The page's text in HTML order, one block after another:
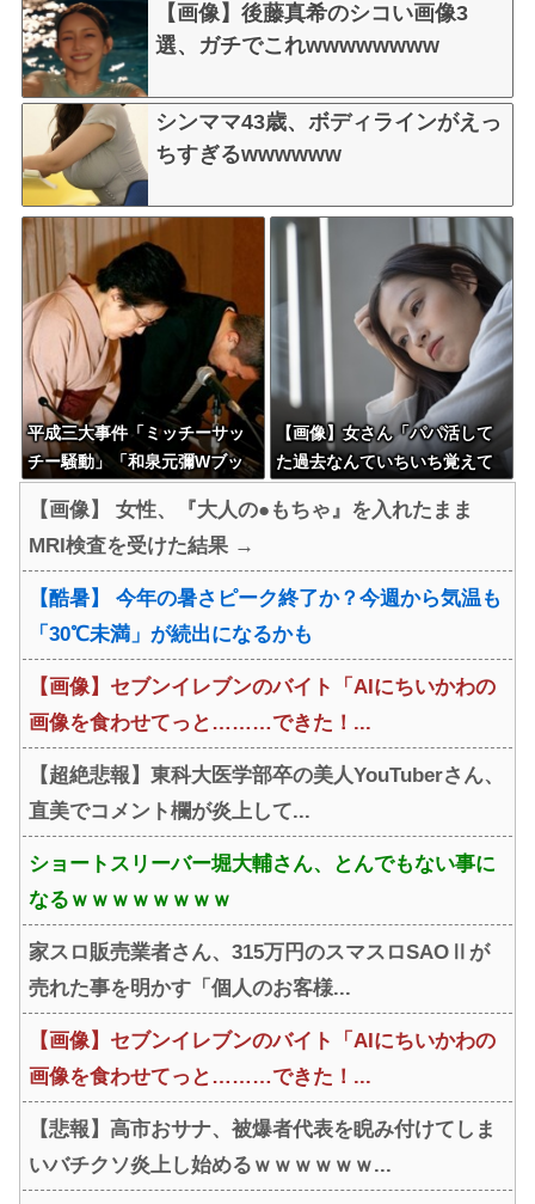
【画像】後藤真希のシコい画像3
選、ガチでこれwwwwwwww
シンママ43歳、ボディラインがえっ
ちすぎるwwwwww
平成三大事件「ミッチーサッ
チー騒動」「和泉元彌Wブッ
【画像】女さん「パパ活して
た過去なんていちいち覚えて
【画像】 女性、『大人の●もちゃ』を入れたまま
MRI検査を受けた結果 →
【酷暑】 今年の暑さピーク終了か？今週から気温も
「30℃未満」が続出になるかも
【画像】セブンイレブンのバイト「AIにちいかわの
画像を食わせてっと………できた！...
【超絶悲報】東科大医学部卒の美人YouTuberさん、
直美でコメント欄が炎上して...
ショートスリーバー堀大輔さん、とんでもない事に
なるｗｗｗｗｗｗｗｗ
家スロ販売業者さん、315万円のスマスロSAOⅡが
売れた事を明かす「個人のお客様...
【画像】セブンイレブンのバイト「AIにちいかわの
画像を食わせてっと………できた！...
【悲報】高市おサナ、被爆者代表を睨み付けてしま
いバチクソ炎上し始めるｗｗｗｗｗｗ...